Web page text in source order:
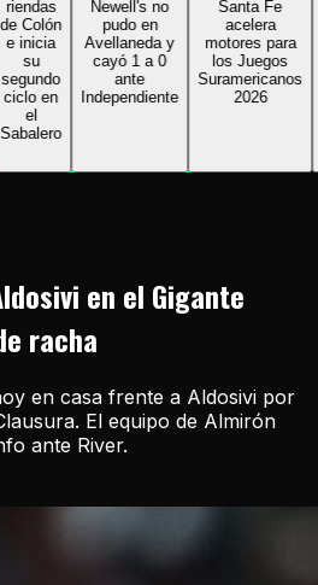
en
Newell's no
pudo en
Avellaneda y
cayó 1 a 0
ante
Independiente
Santa Fe
acelera
motores para
los Juegos
Suramericanos
2026
en el Gigante
racha
en casa frente a Aldosivi por
El equipo de Almirón
ante River.